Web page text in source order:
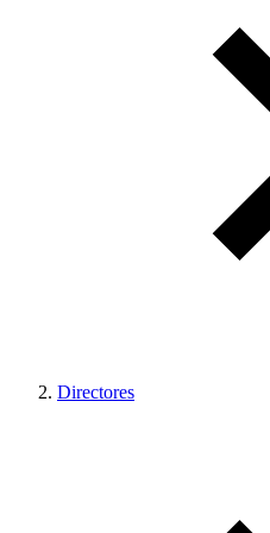
Directores